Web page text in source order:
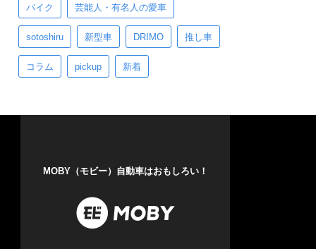
バイク 芸能人・有名人の愛車
sotoshiru 新型車 DRIMO 推し車
コラム pickup 新着
MOBY（モビー）自動車はおもしろい！